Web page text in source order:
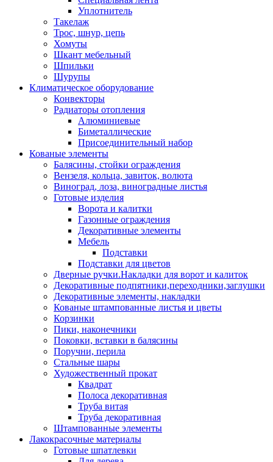
Уплотнитель
Такелаж
Трос, шнур, цепь
Хомуты
Шкант мебельный
Шпильки
Шурупы
Климатическое оборудование
Конвекторы
Радиаторы отопления
Алюминиевые
Биметаллические
Присоединительный набор
Кованые элементы
Балясины, стойки ограждения
Вензеля, кольца, завиток, волюта
Виноград, лоза, виноградные листья
Готовые изделия
Ворота и калитки
Газонные ограждения
Декоративные элементы
Мебель
Подставки
Подставки для цветов
Дверные ручки.Накладки для ворот и калиток
Декоративные подпятники,переходники,заглушки
Декоративные элементы, накладки
Кованые штампованные листья и цветы
Корзинки
Пики, наконечники
Поковки, вставки в балясины
Поручни, перила
Стальные шары
Художественный прокат
Квадрат
Полоса декоративная
Труба витая
Труба декоративная
Штампованные элементы
Лакокрасочные материалы
Готовые шпатлевки